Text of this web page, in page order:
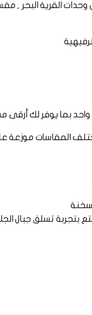
البحر , مقسمة
بما يوفر لك أرقى
المقاسات موزعة
بتجربة تسلق جبال